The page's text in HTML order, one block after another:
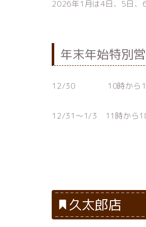
2026年1月は4日、5日、
年末年始特別
12/30 10時から18
12/31～1/3 11時から
久太郎店